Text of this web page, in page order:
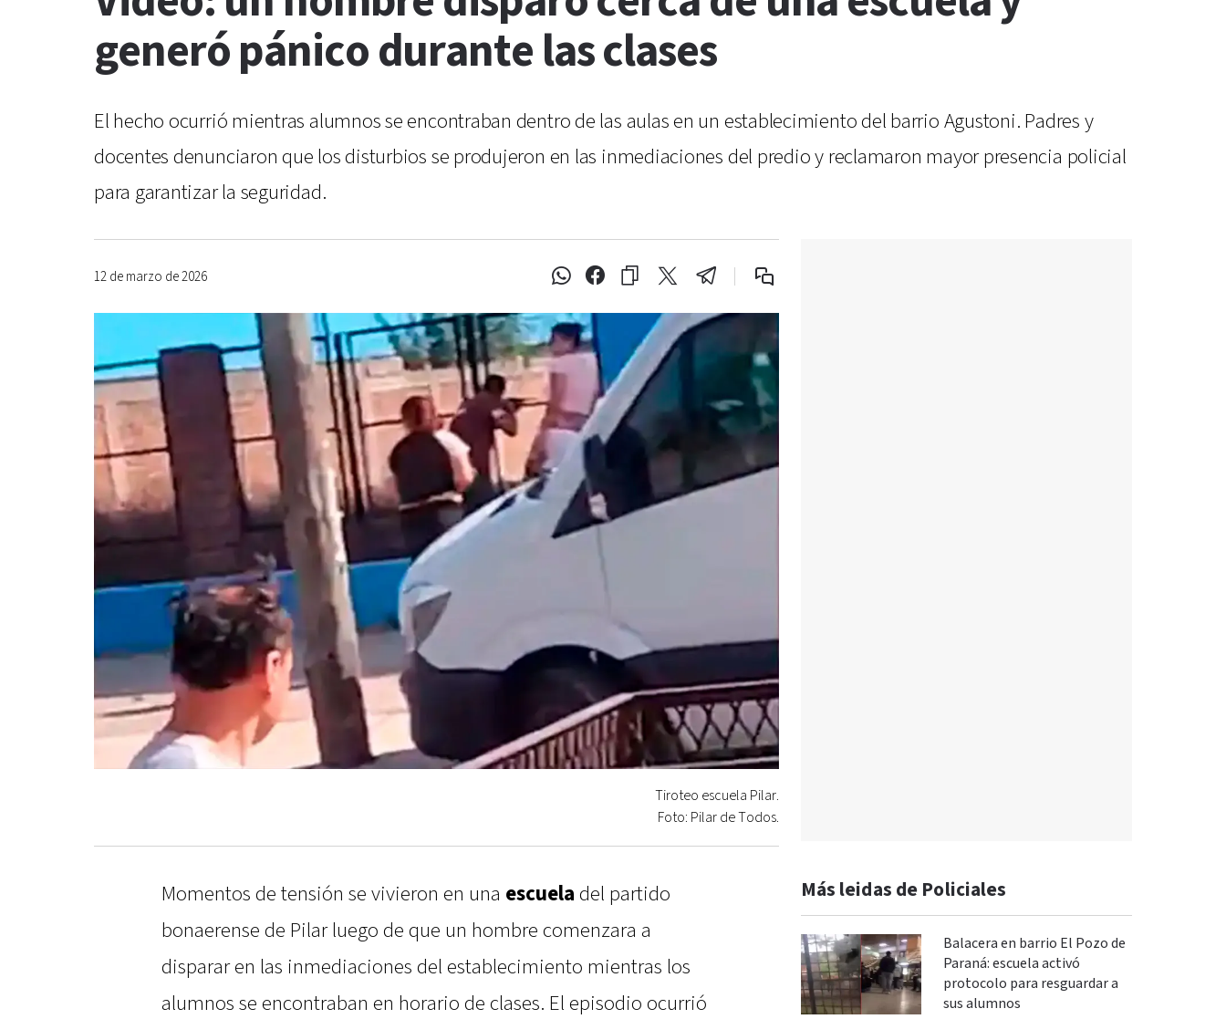
generó pánico durante las clases
El hecho ocurrió mientras alumnos se encontraban dentro de las aulas en un establecimiento del barrio Agustoni. Padres y
docentes denunciaron que los disturbios se produjeron en las inmediaciones del predio y reclamaron mayor presencia policial
para garantizar la seguridad.
12 de marzo de 2026
Tiroteo escuela Pilar.
Foto: Pilar de Todos.
Momentos de tensión se vivieron en una escuela del partido
bonaerense de Pilar luego de que un hombre comenzara a
disparar en las inmediaciones del establecimiento mientras los
alumnos se encontraban en horario de clases. El episodio ocurrió
Más leidas de Policiales
Balacera en barrio El Pozo de
Paraná: escuela activó
protocolo para resguardar a
sus alumnos